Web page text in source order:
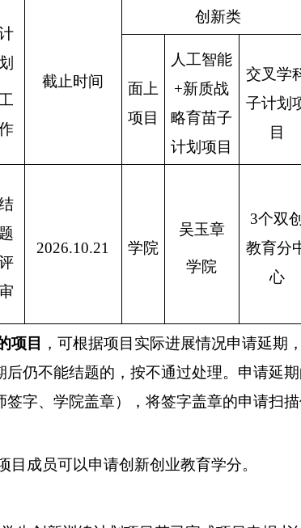
工
截止时间
创新类
面上
项目
人工智能
+新质战
略育苗子
计划项目
交叉学
子计划
目
题
2026.10.21 学院
吴玉章
学院
3个双创
教育分
心
项目
，可根据项目实际进展情况申请延期
后仍不能结题的，按不通过处理。申请延
签字、学院盖章），将签字盖章的申请扫描
目成员可以申请创新创业教育学分。